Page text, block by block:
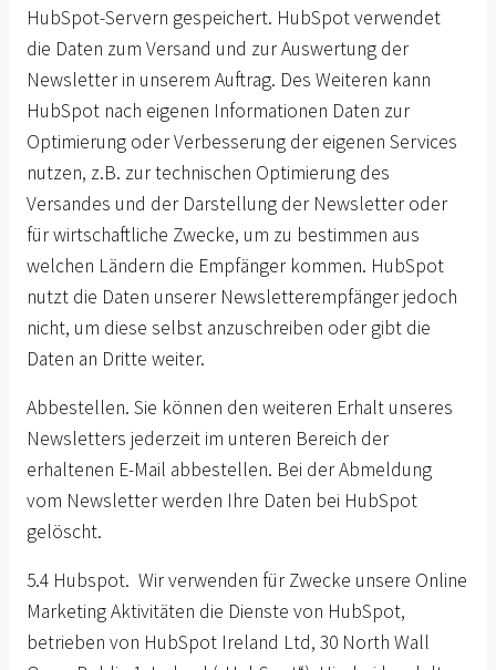
HubSpot-Servern gespeichert. HubSpot verwendet
die Daten zum Versand und zur Auswertung der
Newsletter in unserem Auftrag. Des Weiteren kann
HubSpot nach eigenen Informationen Daten zur
Optimierung oder Verbesserung der eigenen Services
nutzen, z.B. zur technischen Optimierung des
Versandes und der Darstellung der Newsletter oder
für wirtschaftliche Zwecke, um zu bestimmen aus
welchen Ländern die Empfänger kommen. HubSpot
nutzt die Daten unserer Newsletterempfänger jedoch
nicht, um diese selbst anzuschreiben oder gibt die
Daten an Dritte weiter.
Abbestellen. Sie können den weiteren Erhalt unseres
Newsletters jederzeit im unteren Bereich der
erhaltenen E-Mail abbestellen. Bei der Abmeldung
vom Newsletter werden Ihre Daten bei HubSpot
gelöscht.
5.4 Hubspot. Wir verwenden für Zwecke unsere Online
Marketing Aktivitäten die Dienste von HubSpot,
betrieben von HubSpot Ireland Ltd, 30 North Wall